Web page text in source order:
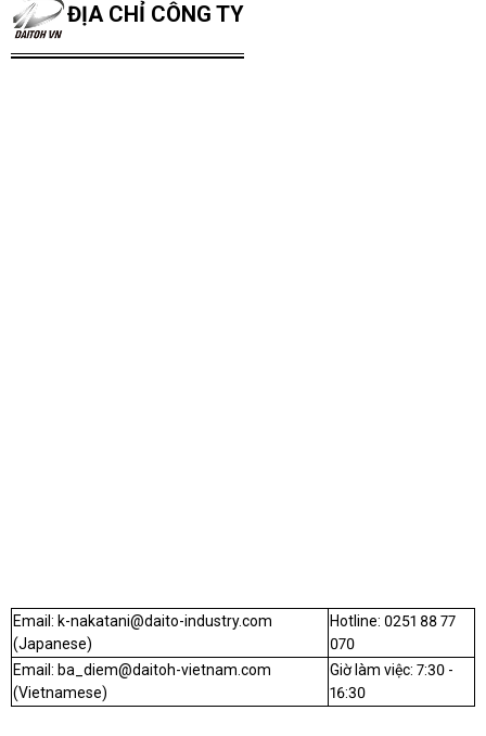
ĐỊA CHỈ CÔNG TY
Email: k-nakatani@daito-industry.com
(Japanese)
Hotline: 0251 88 77
070
Email: ba_diem@daitoh-vietnam.com
(Vietnamese)
Giờ làm việc: 7:30 -
16:30